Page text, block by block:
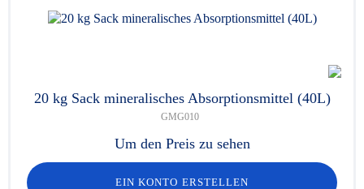
20 kg Sack mineralisches Absorptionsmittel (40L)
GMG010
Um den Preis zu sehen
EIN KONTO ERSTELLEN